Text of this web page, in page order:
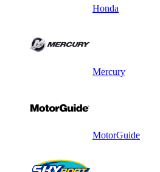
Honda
Mercury
MotorGuide